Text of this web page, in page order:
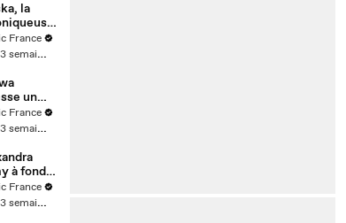
la
avoir
en
de
de
Anis
France
il y a 3 semaines
un
tacle
? Leur
s’en
!
France
il y a 3 semaines
à fond
le
des
France
il y a 3 semaines